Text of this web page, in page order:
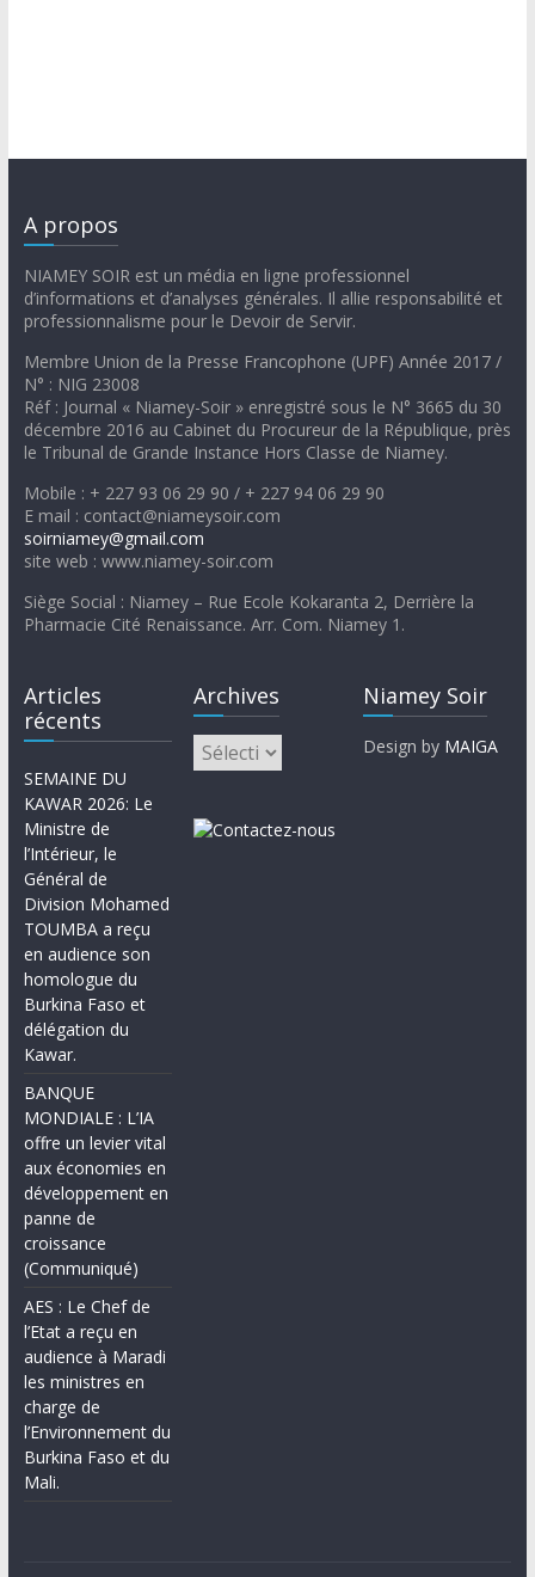
A propos
NIAMEY SOIR est un média en ligne professionnel
d’informations et d’analyses générales. Il allie responsabilité et
professionnalisme pour le Devoir de Servir.
Membre Union de la Presse Francophone (UPF) Année 2017 /
N° : NIG 23008
Réf : Journal « Niamey-Soir » enregistré sous le N° 3665 du 30
décembre 2016 au Cabinet du Procureur de la République, près
le Tribunal de Grande Instance Hors Classe de Niamey.
Mobile : + 227 93 06 29 90 / + 227 94 06 29 90
E mail : contact@niameysoir.com
soirniamey@gmail.com
site web : www.niamey-soir.com
Siège Social : Niamey – Rue Ecole Kokaranta 2, Derrière la
Pharmacie Cité Renaissance. Arr. Com. Niamey 1.
Articles
récents
SEMAINE DU
KAWAR 2026: Le
Ministre de
l’Intérieur, le
Général de
Division Mohamed
TOUMBA a reçu
en audience son
homologue du
Burkina Faso et
délégation du
Kawar.
BANQUE
MONDIALE : L’IA
offre un levier vital
aux économies en
développement en
panne de
croissance
(Communiqué)
AES : Le Chef de
l’Etat a reçu en
audience à Maradi
les ministres en
charge de
l’Environnement du
Burkina Faso et du
Mali.
Archives Niamey Soir
Design by MAIGA